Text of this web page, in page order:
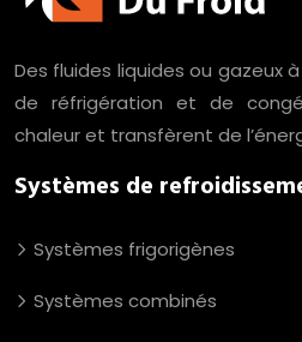
Des fluides liquides ou gazeux
de réfrigération et de
chaleur et transfèrent de
Systèmes de
Systèmes frigorigènes
Systèmes combinés